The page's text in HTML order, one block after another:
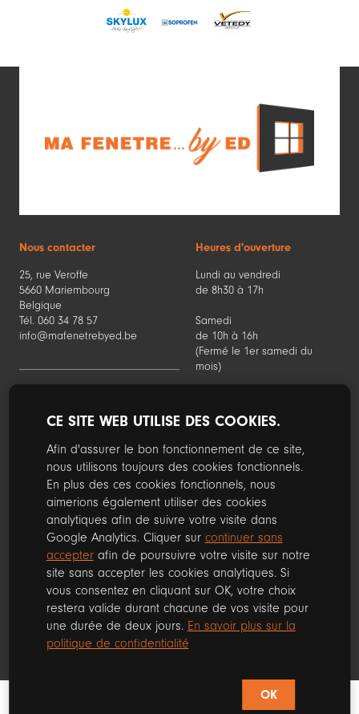
Nous contacter
25, rue Veroffe
5660 Mariembourg
Belgique
Tél. 060 34 78 57
info@mafenetrebyed.be
Heures d'ouverture
Lundi au vendredi
de 8h30 à 17h
Samedi
de 10h à 16h
(Fermé le 1er samedi du
mois)
Facebook Instagram
© 2025. Les dénominations, logos et autres images employés sur ce site
sont la propriété exclusive de leur propriétaire.
Ce site est protégé par reCAPTCHA et laPolitique de confidentialité
Conditions d'utilisation
Mentions légales-RGPD-Cond. Générales de vente
CE SITE WEB UTILISE DES COOKIES.
Afin d'assurer le bon fonctionnement de ce site,
nous utilisons toujours des cookies fonctionnels.
En plus des ces cookies fonctionnels, nous
aimerions également utiliser des cookies
analytiques afin de suivre votre visite dans
Google Analytics. Cliquer sur continuer sans
accepterafin de poursuivre votre visite sur notre
site sans accepter les cookies analytiques. Si
vous consentez en cliquant sur OK, votre choix
restera valide durant chacune de vos visite pour
une durée de deux jours. En savoir plus sur la
politique de confidentialité
OK